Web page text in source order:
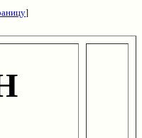
]